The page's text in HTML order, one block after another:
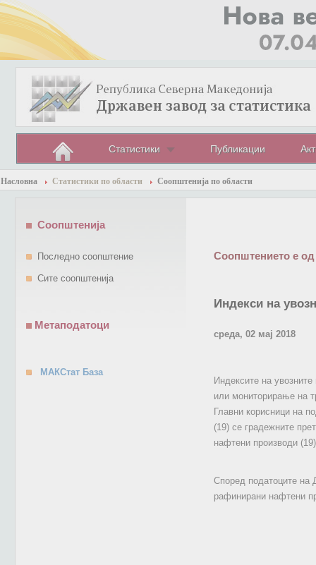
Статистики Публикации
Насловна Статистики по области Соопштенија по области
Соопштението е од
Индекси на
среда, 02 мај 2018
Индексите на
или мониторирање на
Главни корисници на
(19) се градежните
нафтени производи
Според податоците на
рафинирани нафтени
Соопштенија
Последно соопштение
Сите соопштенија
Метаподатоци
МАКСтат База